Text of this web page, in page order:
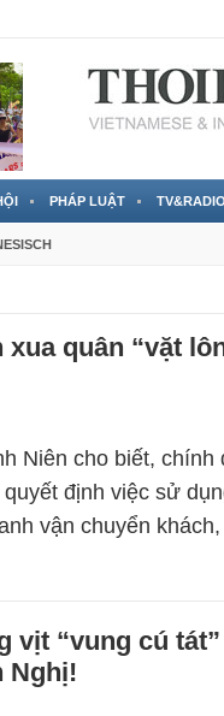
PHÁP LUẬT TV&RADIO
xua quân “vặt
Niên cho biết, chính
định việc sử
vận chuyển
vịt “vung cú
Nghị!